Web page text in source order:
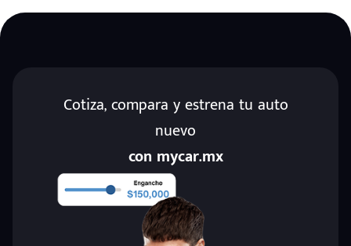
Cotiza, compara y estrena tu auto
nuevo
con mycar.mx